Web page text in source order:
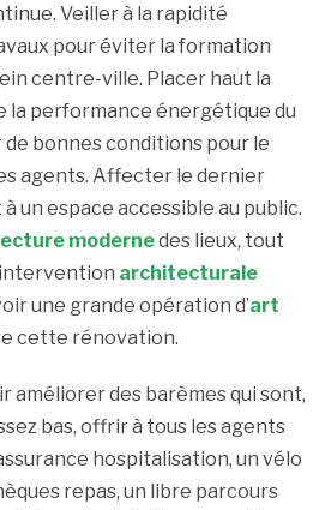
Veiller à la rapidité
pour éviter la formation
centre-ville. Placer haut la
la performance énergétique du
bonnes conditions pour le
agents. Affecter le dernier
un espace accessible au public.
modernedes lieux, tout
architecturale
une grande opération d’art
cette rénovation.
améliorer des barèmes qui sont,
bas, offrir à tous les agents
hospitalisation, un vélo
repas, un libre parcours